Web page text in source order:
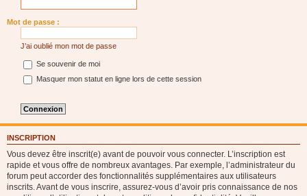
Mot de passe :
J’ai oublié mon mot de passe
Se souvenir de moi
Masquer mon statut en ligne lors de cette session
INSCRIPTION
Vous devez être inscrit(e) avant de pouvoir vous connecter. L’inscription est
rapide et vous offre de nombreux avantages. Par exemple, l’administrateur du
forum peut accorder des fonctionnalités supplémentaires aux utilisateurs
inscrits. Avant de vous inscrire, assurez-vous d’avoir pris connaissance de nos